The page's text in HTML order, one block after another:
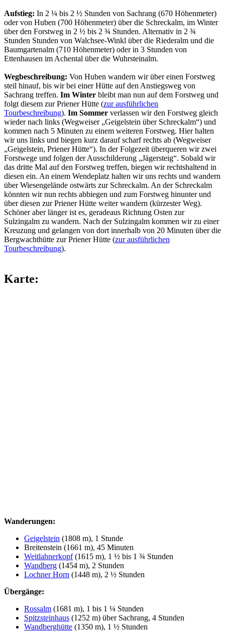
Aufstieg: In 2 ¼ bis 2 ½ Stunden von Sachrang (670 Höhenmeter)
oder von Huben (700 Höhenmeter) über die Schreckalm, im Winter
über den Forstweg in 2 ½ bis 2 ¾ Stunden. Alternativ in 2 ¾
Stunden Stunden von Walchsee-Winkl über die Riederalm und die
Baumgartenalm (710 Höhenmeter) oder in 3 Stunden von
Ettenhausen im Achental über die Wuhrsteinalm.
Wegbeschreibung: Von Huben wandern wir über einen Forstweg
steil hinauf, bis wir bei einer Hütte auf den Anstiegsweg von
Sachrang treffen. Im Winter bleibt man nun auf dem Forstweg und
folgt diesem zur Priener Hütte (zur ausführlichen
Tourbeschreibung). Im Sommer verlassen wir den Forstweg gleich
wieder nach links (Wegweiser „Geigelstein über Schreckalm“) und
kommen nach 5 Minuten zu einem weiteren Forstweg. Hier halten
wir uns links und biegen kurz darauf scharf rechts ab (Wegweiser
„Geigelstein, Priener Hütte“). In der Folgezeit überqueren wir zwei
Forstwege und folgen der Ausschilderung „Jägersteig“. Sobald wir
das dritte Mal auf den Forstweg treffen, biegen wir rechtshaltend in
diesen ein. An einem Wendeplatz halten wir uns rechts und wandern
über Wiesengelände ostwärts zur Schreckalm. An der Schreckalm
könnten wir nun rechts abbiegen und zum Forstweg hinunter und
über diesen zur Priener Hütte weiter wandern (kürzester Weg).
Schöner aber länger ist es, geradeaus Richtung Osten zur
Sulzingalm zu wandern. Nach der Sulzingalm kommen wir zu einer
Kreuzung und gelangen von dort innerhalb von 20 Minuten über die
Bergwachthütte zur Priener Hütte (zur ausführlichen
Tourbeschreibung).
Karte:
Wanderungen:
Geigelstein (1808 m), 1 Stunde
Breitenstein (1661 m), 45 Minuten
Weitlahnerkopf(1615 m), 1 ½ bis 1 ¾ Stunden
Wandberg (1454 m), 2 Stunden
Lochner Horn (1448 m), 2 ½ Stunden
Übergänge:
Rossalm (1681 m), 1 bis 1 ¼ Stunden
Spitzsteinhaus (1252 m) über Sachrang, 4 Stunden
Wandberghütte (1350 m), 1 ½ Stunden